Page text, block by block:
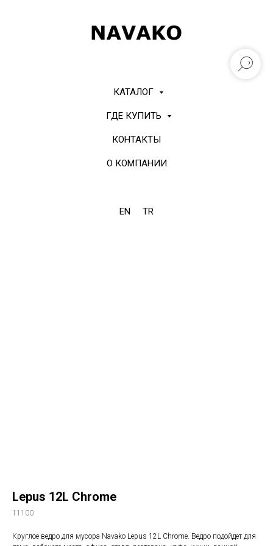
КАТАЛОГ
ГДЕ КУПИТЬ
КОНТАКТЫ
О КОМПАНИИ
EN TR
Lepus 12L Chrome
11100
Круглое ведро для мусора Navako Lepus 12L Chrome. Ведро подойдет для